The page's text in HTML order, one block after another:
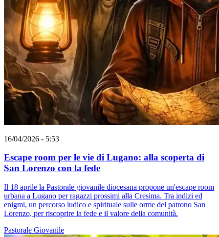
16/04/2026 - 5:53
Escape room per le vie di Lugano: alla scoperta di
San Lorenzo con la fede
Il 18 aprile la Pastorale giovanile diocesana propone un'escape room
urbana a Lugano per ragazzi prossimi alla Cresima. Tra indizi ed
enigmi, un percorso ludico e spirituale sulle orme del patrono San
Lorenzo, per riscoprire la fede e il valore della comunità.
Pastorale Giovanile